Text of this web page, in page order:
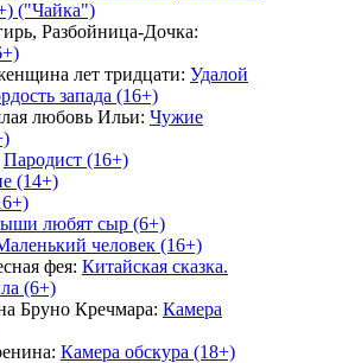
("Чайка")
Разбойница-Дочка:
лет тридцати: Удалой
запада (16+)
любовь Ильи: Чужие
Пародист (16+)
(14+)
любят сыр (6+)
человек (16+)
фея: Китайская сказка.
(6+)
Бруно Кречмара: Камера
: Камера обскура (18+)